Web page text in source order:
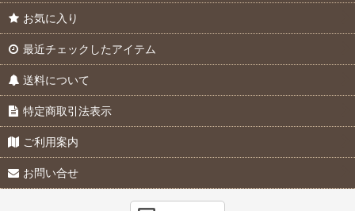
お気に入り
最近チェックしたアイテム
送料について
特定商取引法表示
ご利用案内
お問い合せ